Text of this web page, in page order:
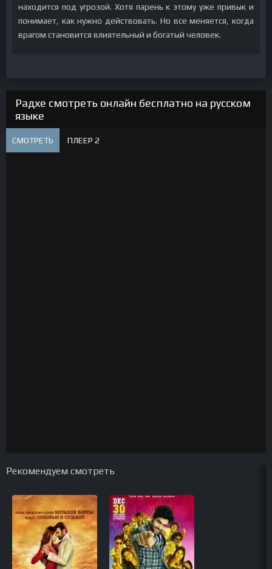
находится под угрозой. Хотя парень к этому уже привык и
понимает, как нужно действовать. Но все меняется, когда
врагом становится влиятельный и богатый человек.
Радхе смотреть онлайн бесплатно на русском
языке
СМОТРЕТЬ ПЛЕЕР 2
Рекомендуем смотреть